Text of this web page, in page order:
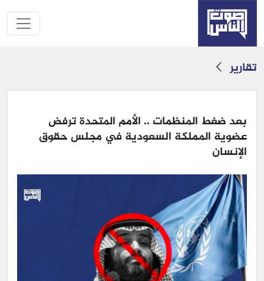
تقارير
بعد ضغط المنظمات .. الأمم المتحدة ترفض
عضوية المملكة السعودية في مجلس حقوق
الإنسان